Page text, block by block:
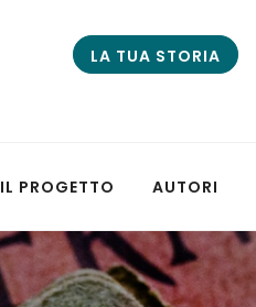
LA TUA STORIA
IL PROGETTO AUTORI